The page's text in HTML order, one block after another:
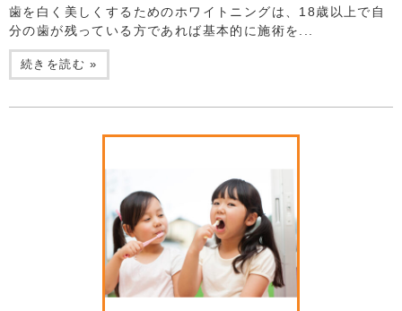
歯を白く美しくするためのホワイトニングは、18歳以上で自
分の歯が残っている方であれば基本的に施術を...
続きを読む »